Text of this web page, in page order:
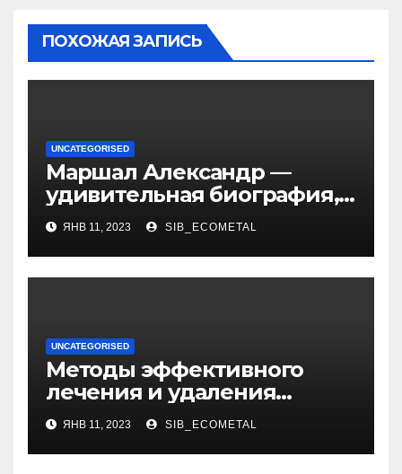
ПОХОЖАЯ ЗАПИСЬ
UNCATEGORISED
Маршал Александр —
удивительная биография,
интересные факты о жене,
уникальная личная жизнь
и восхитительные дети
ЯНВ 11, 2023 SIB_ECOMETAL
UNCATEGORISED
Методы эффективного
лечения и удаления
папиллом: аппаратные,
хирургические способы,
медикаменты
ЯНВ 11, 2023 SIB_ECOMETAL